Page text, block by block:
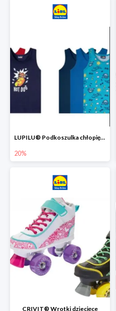
LUPILU® Podkoszulka chłopięca z bawełny -20%
20%
CRIVIT® Wrotki dziecięce